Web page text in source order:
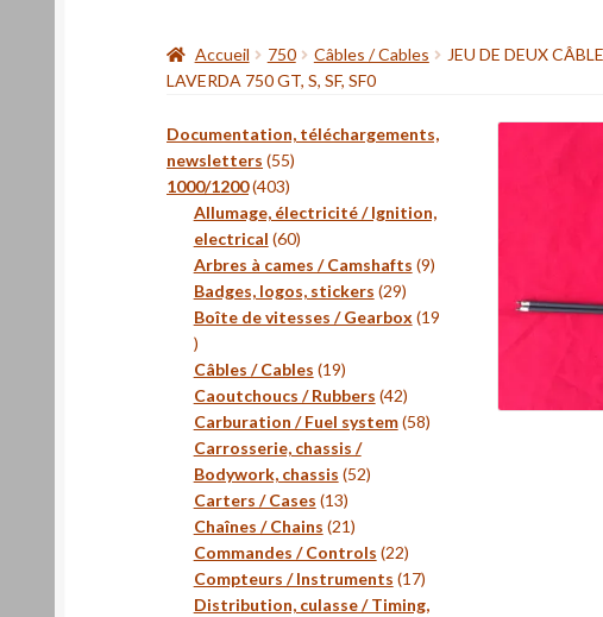
Accueil 750 Câbles / Cables
JEU DE DEUX
LAVERDA 750 GT, S, SF, SF0
Documentation, téléchargements,
newsletters 5555
1000/1200 403403
produits
Allumage, électricité / Ignition,
electrical 6060
produits
Arbres à cames / Camshafts 99
Badges, logos, stickers 2929
produits
Boîte de vitesses / Gearbox 19
19
produits
Câbles / Cables 1919
produits
Caoutchoucs / Rubbers 4242
produits
Carburation / Fuel system 5858
Carrosserie, chassis /
Bodywork, chassis 5252
Carters / Cases 1313
produits
Chaînes / Chains 2121
produits
Commandes / Controls 2222
produits
Compteurs / Instruments 1717
produits
Distribution, culasse / Timing,